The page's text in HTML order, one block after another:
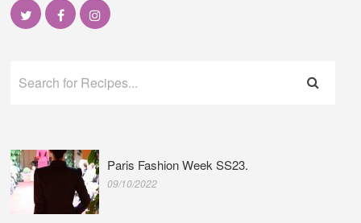
Paris Fashion Week SS23.
09/10/2022